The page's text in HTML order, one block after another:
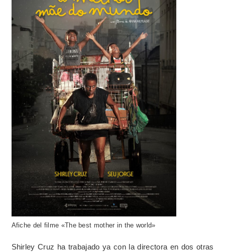
Afiche del filme «The best mother in the world»
Shirley Cruz ha trabajado ya con la directora en dos otras